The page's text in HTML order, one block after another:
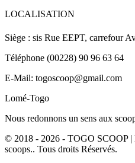
LOCALISATION
Siège : sis Rue EEPT, carrefour
Téléphone (00228) 90 96 63 64
E-Mail: togoscoop@gmail.com
Lomé-Togo
Nous redonnons un sens aux
© 2018 - 2026 - TOGO SCOOP |
scoops.. Tous droits Réservés.